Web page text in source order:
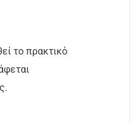
το πρακτικό